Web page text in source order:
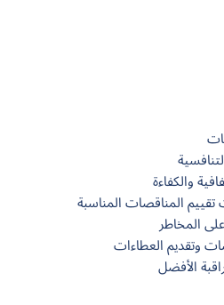
والكفاءة
المناقصات المناسبة
المخاطر
وتقديم العطاءات
الأفضل